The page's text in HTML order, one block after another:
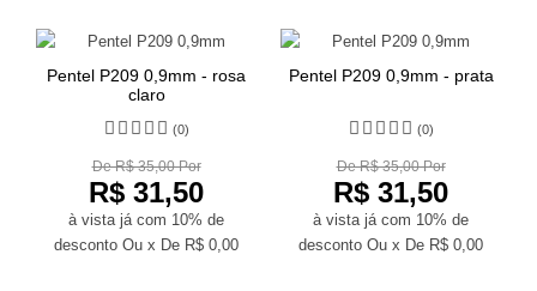
Pentel P209 0,9mm - rosa
claro
(0)
De R$ 35,00 Por
R$ 31,50
à vista já com 10% de
desconto Ou x De R$ 0,00
Pentel P209 0,9mm - prata
(0)
De R$ 35,00 Por
R$ 31,50
à vista já com 10% de
desconto Ou x De R$ 0,00